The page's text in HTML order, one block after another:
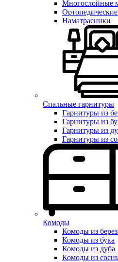
Многослойные
Наматрасники
Спальные гарнитуры
Гарнитуры из
Гарнитуры из
Гарнитуры из
Гарнитуры из
Комоды
Комоды из
Комоды из бука
Комоды из дуба
Комоды из